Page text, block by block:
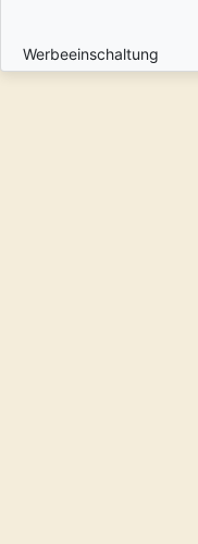
Werbeeinschaltung